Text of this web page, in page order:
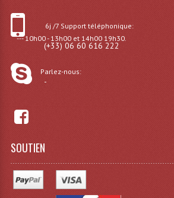
Micros De Studio
Pupitre Pour Discours
6j /7 Support téléphonique:
--- 10h00 - 13h00 et 14h00 19h30.
(+33) 06 60 616 222
Parlez-nous:
-
SOUTIEN